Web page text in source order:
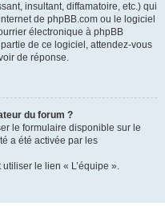
insultant, diffamatoire, etc.) qui
de phpBB.com ou le logiciel
électronique à phpBB
de ce logiciel, attendez-vous
de réponse.
du forum ?
le formulaire disponible sur le
a été activée par les
le lien « L’équipe ».